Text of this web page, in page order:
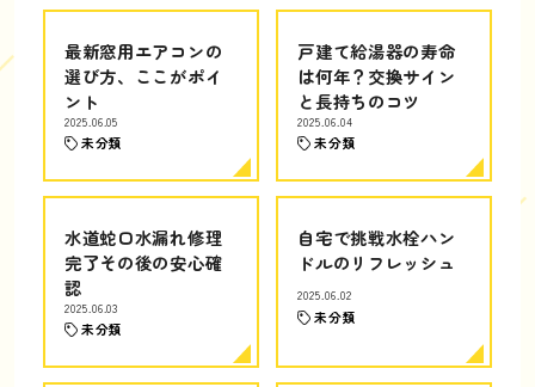
最新窓用エアコンの
選び方、ここがポイ
ント
2025.06.05
未分類
戸建て給湯器の寿命
は何年？交換サイン
と長持ちのコツ
2025.06.04
未分類
水道蛇口水漏れ修理
完了その後の安心確
認
2025.06.03
未分類
自宅で挑戦水栓ハン
ドルのリフレッシュ
2025.06.02
未分類